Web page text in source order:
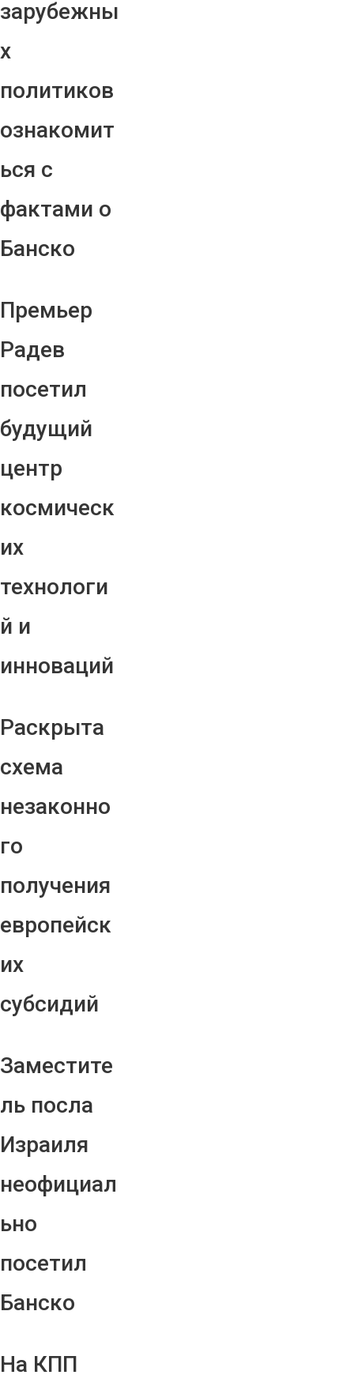
зарубежны
х
политиков
ознакомит
ься с
фактами о
Банско
Премьер
Радев
посетил
будущий
центр
космическ
их
технологи
й и
инноваций
Раскрыта
схема
незаконно
го
получения
европейск
их
субсидий
Заместите
ль посла
Израиля
неофициал
ьно
посетил
Банско
На КПП